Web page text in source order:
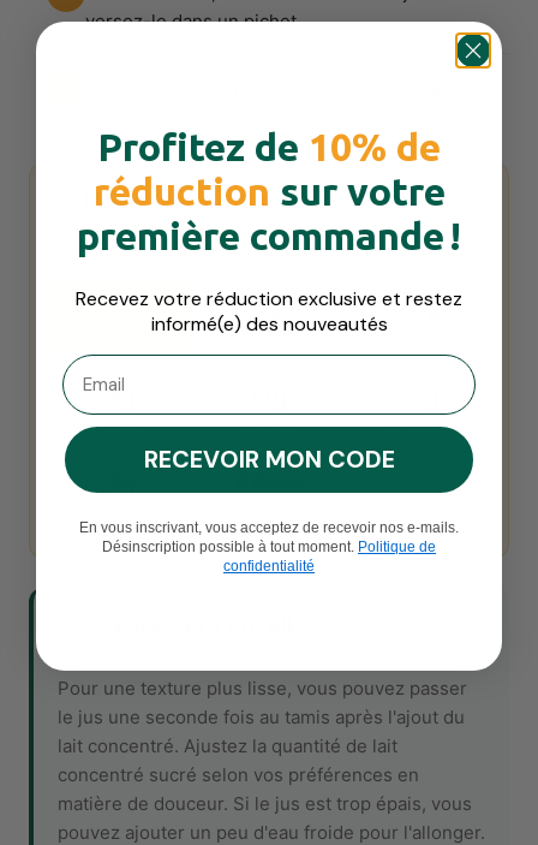
versez-le dans un pichet.
Informations nutritionnelles
Valeurs pour 1 portion
222
CALORIES
4g
PROTÉINES
42g
GLUCIDES
3g
2g 85mg
Pour une texture plus lisse, vous pouvez passer
le jus une seconde fois au tamis après l'ajout du
lait concentré. Ajustez la quantité de lait
concentré sucré selon vos préférences en
matière de douceur. Si le jus est trop épais, vous
pouvez ajouter un peu d'eau froide pour l'allonger.
Profitez de 10% de
réduction sur votre
première commande !
Recevez votre réduction exclusive et restez
informé(e) des nouveautés
Adresse e-mail
RECEVOIR MON CODE
En vous inscrivant, vous acceptez de recevoir nos e-mails.
Désinscription possible à tout moment. Politique de
confidentialité